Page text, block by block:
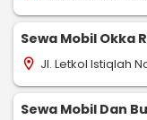
Sewa Mobil Okka
location_on Jl. Letkol Istiqlah
Sewa Mobil Dan